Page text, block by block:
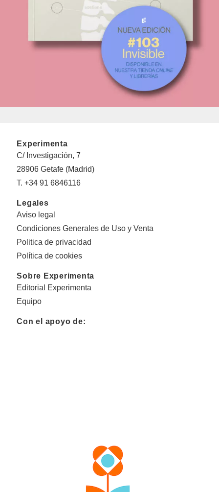
Experimenta
C/ Investigación, 7
28906 Getafe (Madrid)
T. +34 91 6846116
Legales
Aviso legal
Condiciones Generales de Uso y Venta
Politica de privacidad
Política de cookies
Sobre Experimenta
Editorial Experimenta
Equipo
Con el apoyo de: